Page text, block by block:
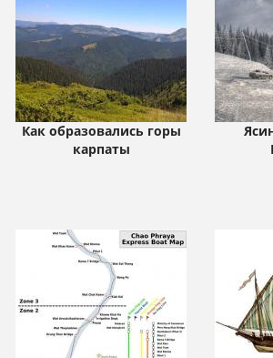
Как образовались горы
карпаты